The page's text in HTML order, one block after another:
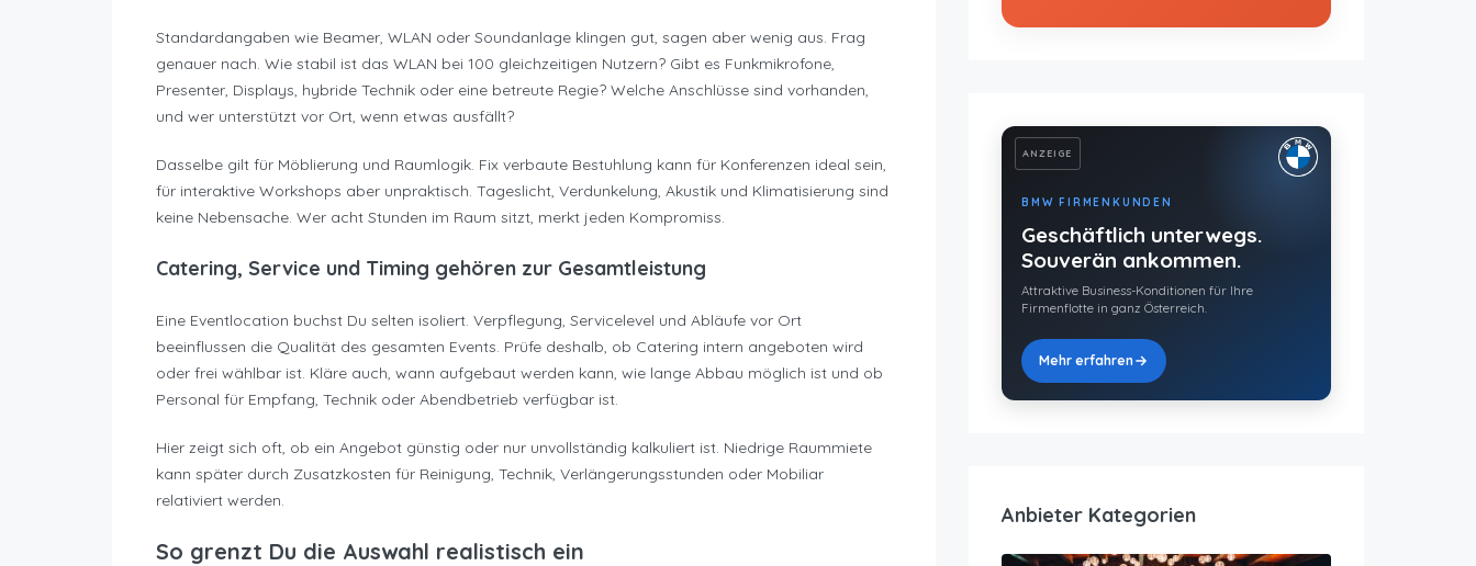
Standardangaben wie Beamer, WLAN oder Soundanlage klingen gut, sagen aber wenig aus. Frag
genauer nach. Wie stabil ist das WLAN bei 100 gleichzeitigen Nutzern? Gibt es Funkmikrofone,
Presenter, Displays, hybride Technik oder eine betreute Regie? Welche Anschlüsse sind vorhanden,
und wer unterstützt vor Ort, wenn etwas ausfällt?
Dasselbe gilt für Möblierung und Raumlogik. Fix verbaute Bestuhlung kann für Konferenzen ideal sein,
für interaktive Workshops aber unpraktisch. Tageslicht, Verdunkelung, Akustik und Klimatisierung sind
keine Nebensache. Wer acht Stunden im Raum sitzt, merkt jeden Kompromiss.
Catering, Service und Timing gehören zur Gesamtleistung
Eine Eventlocation buchst Du selten isoliert. Verpflegung, Servicelevel und Abläufe vor Ort
beeinflussen die Qualität des gesamten Events. Prüfe deshalb, ob Catering intern angeboten wird
oder frei wählbar ist. Kläre auch, wann aufgebaut werden kann, wie lange Abbau möglich ist und ob
Personal für Empfang, Technik oder Abendbetrieb verfügbar ist.
Hier zeigt sich oft, ob ein Angebot günstig oder nur unvollständig kalkuliert ist. Niedrige Raummiete
kann später durch Zusatzkosten für Reinigung, Technik, Verlängerungsstunden oder Mobiliar
relativiert werden.
So grenzt Du die Auswahl realistisch ein
ANZEIGE
BMW FIRMENKUNDEN
Geschäftlich unterwegs.
Souverän ankommen.
Attraktive Business-Konditionen für Ihre
Firmenflotte in ganz Österreich.
Mehr erfahren
Anbieter Kategorien